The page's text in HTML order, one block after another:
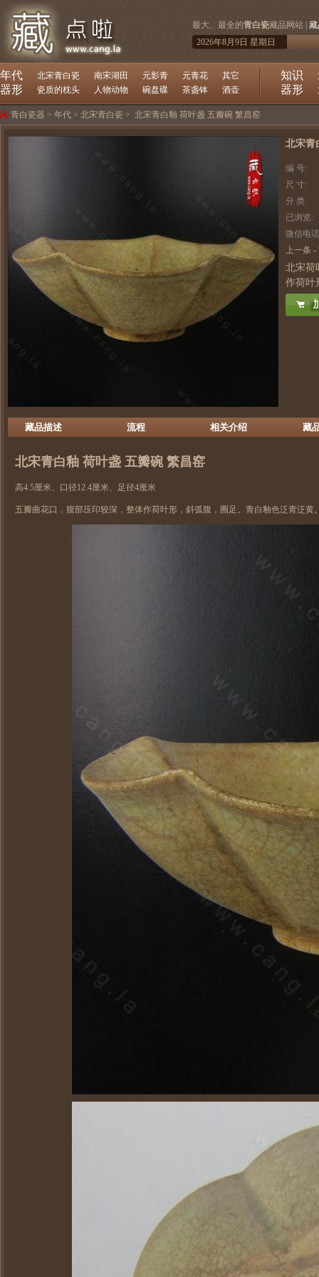
最大、最全的青白瓷藏品网站 |
2026年8月9日 星期日
年代 北宋青白瓷 南宋湖田 元影青 元青花 其它
器形 瓷质的枕头 人物动物 碗盘碟 茶盏钵 酒壶
知识
器形
青白瓷器 > 年代 > 北宋青白瓷 > 北宋青白釉 荷叶盏 五瓣碗 繁昌窑
北宋青
编 号:
尺 寸:
分 类:
已浏览:
微信电
上一条 -
北宋荷
作荷叶
藏品描述 流程 相关介绍 藏
北宋青白釉 荷叶盏 五瓣碗 繁昌窑
高4.5厘米、口径12.4厘米、足径4厘米
五瓣曲花口，腹部压印较深，整体作荷叶形，斜弧腹，圈足。青白釉色泛青泛黄